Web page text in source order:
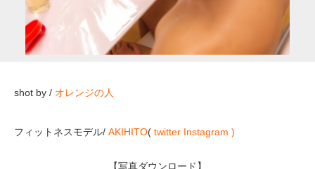
shot by / オレンジの人
フィットネスモデル/ AKIHITO( twitter Instagram )
【写真ダウンロード】